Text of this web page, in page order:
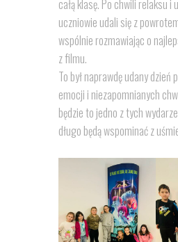
całą klasę. Po chwili relaksu i
uczniowie udali się z
wspólnie rozmawiając o
z filmu.
To był naprawdę udany dzień
emocji i niezapomnianych
będzie to jedno z tych
długo będą wspominać z